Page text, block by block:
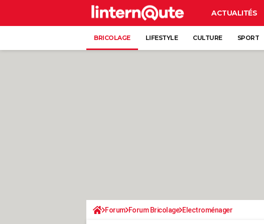
ACTUALITÉS
BRICOLAGE LIFESTYLE CULTURE SPORT
Forum Forum Bricolage Electroménager